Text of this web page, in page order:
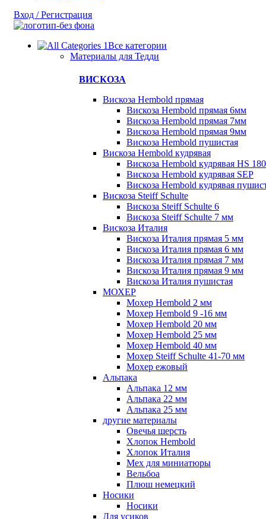
Вход / Регистрация
Все категории
Материалы для Тедди
ВИСКОЗА
Вискоза Hembold прямая
Вискоза Hembold прямая 6мм
Вискоза Hembold прямая 7мм
Вискоза Hembold прямая 9мм
Вискоза Hembold пушистая
Вискоза Hembold кудрявая
Вискоза Hembold кудрявая HS 180
Вискоза Hembold кудрявая SEP
Вискоза Hembold кудрявая
Вискоза Steiff Schulte
Вискоза Steiff Schulte 6
Вискоза Steiff Schulte 7 мм
Вискоза Италия
Вискоза Италия прямая 5 мм
Вискоза Италия прямая 6 мм
Вискоза Италия прямая 7 мм
Вискоза Италия прямая 9 мм
Вискоза Италия пушистая
МОХЕР
Мохер Hembold 2 мм
Мохер Hembold 9 -16 мм
Мохер Hembold 20 мм
Мохер Hembold 25 мм
Мохер Hembold 40 мм
Мохер Steiff Schulte 41-70 мм
Мохер ежовый
Альпака
Альпака 12 мм
Альпака 22 мм
Альпака 25 мм
другие материалы
Овечья шерсть
Хлопок Hembold
Хлопок Италия
Мех для миниатюры
Вельбоа
Плюш немецкий
Носики
Носики
Для усиков